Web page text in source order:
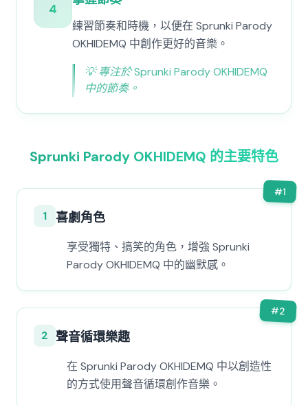
4
練習節奏和時機，以便在 Sprunki Parody
OKHIDEMQ 中創作更好的音樂。
💡專注於 Sprunki Parody OKHIDEMQ
中的節奏。
Sprunki Parody OKHIDEMQ 的主要特色
#1
1 喜劇角色
享受獨特、搞笑的角色，增強 Sprunki
Parody OKHIDEMQ 中的幽默感。
#2
2 聲音循環樂趣
在 Sprunki Parody OKHIDEMQ 中以創造性
的方式使用聲音循環創作音樂。